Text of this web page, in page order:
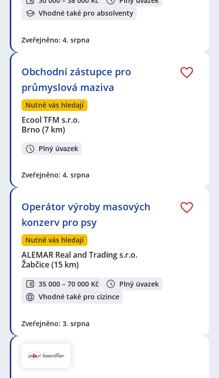
Vhodné také pro absolventy
Zveřejněno: 4. srpna
Obchodní zástupce pro
průmyslová maziva
Nutně vás hledají
Ecool TFM s.r.o.
Brno (7 km)
Plný úvazek
Zveřejněno: 4. srpna
Operátor výroby masových
konzerv pro psy
Nutně vás hledají
ALEMAR Real and Trading s.r.o.
Žabčice(15 km)
35 000 – 70 000 Kč
Plný úvazek
Vhodné také pro cizince
Zveřejněno: 3. srpna